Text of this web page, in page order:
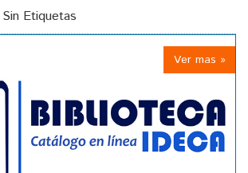
Sin Etiquetas
Ver mas »